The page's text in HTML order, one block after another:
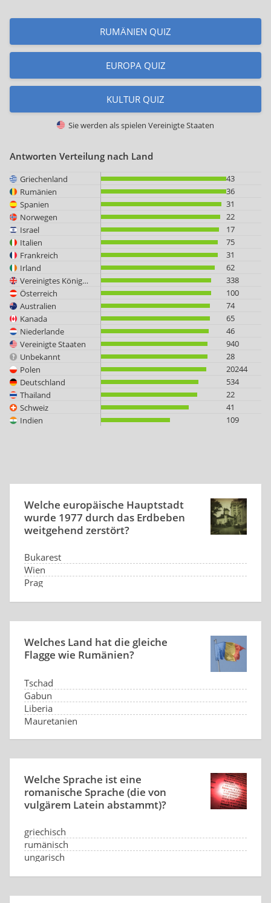
RUMÄNIEN QUIZ
EUROPA QUIZ
KULTUR QUIZ
Sie werden als spielen Vereinigte Staaten
Antworten Verteilung nach Land
Griechenland
43
Rumänien
36
Spanien
31
Norwegen
22
Israel
17
Italien
75
Frankreich
31
Irland
62
Vereinigtes Königreich
338
Österreich
100
Australien
74
Kanada
65
Niederlande
46
Vereinigte Staaten
940
Unbekannt
28
Polen
20244
Deutschland
534
Thailand
22
Schweiz
41
Indien
109
Welche europäische Hauptstadt
wurde 1977 durch das Erdbeben
weitgehend zerstört?
Bukarest
Wien
Prag
Welches Land hat die gleiche
Flagge wie Rumänien?
Tschad
Gabun
Liberia
Mauretanien
Welche Sprache ist eine
romanische Sprache (die von
vulgärem Latein abstammt)?
griechisch
rumänisch
ungarisch